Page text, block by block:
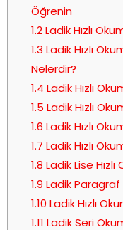
Öğrenin
1.2Ladik Hızlı
1.3 Ladik Hızlı
Nelerdir?
1.4 Ladik Hızlı
1.5 Ladik Hızlı
1.6 Ladik Hızlı
1.7 Ladik Hızlı
1.8 Ladik Lise
1.9 Ladik Paragraf
1.10 Ladik Hızlı
1.11 Ladik Seri